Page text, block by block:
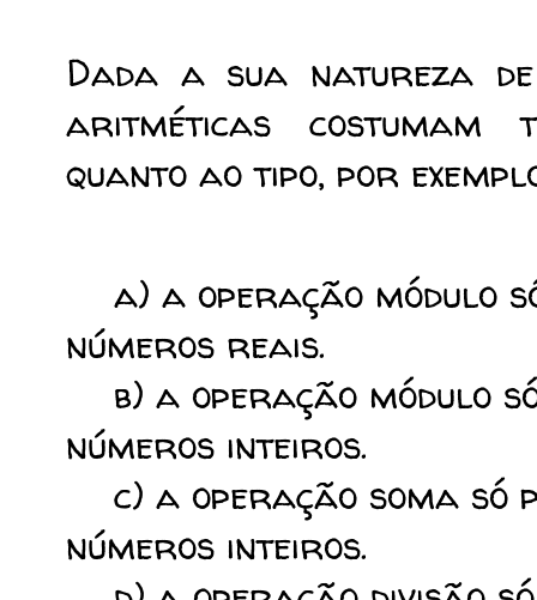
Dada a sua natureza de
aritméticas
quanto ao tipo, por
a) a operação módulo
números reais.
b) a operação módulo
números inteiros.
c) a operação soma só
números inteiros.